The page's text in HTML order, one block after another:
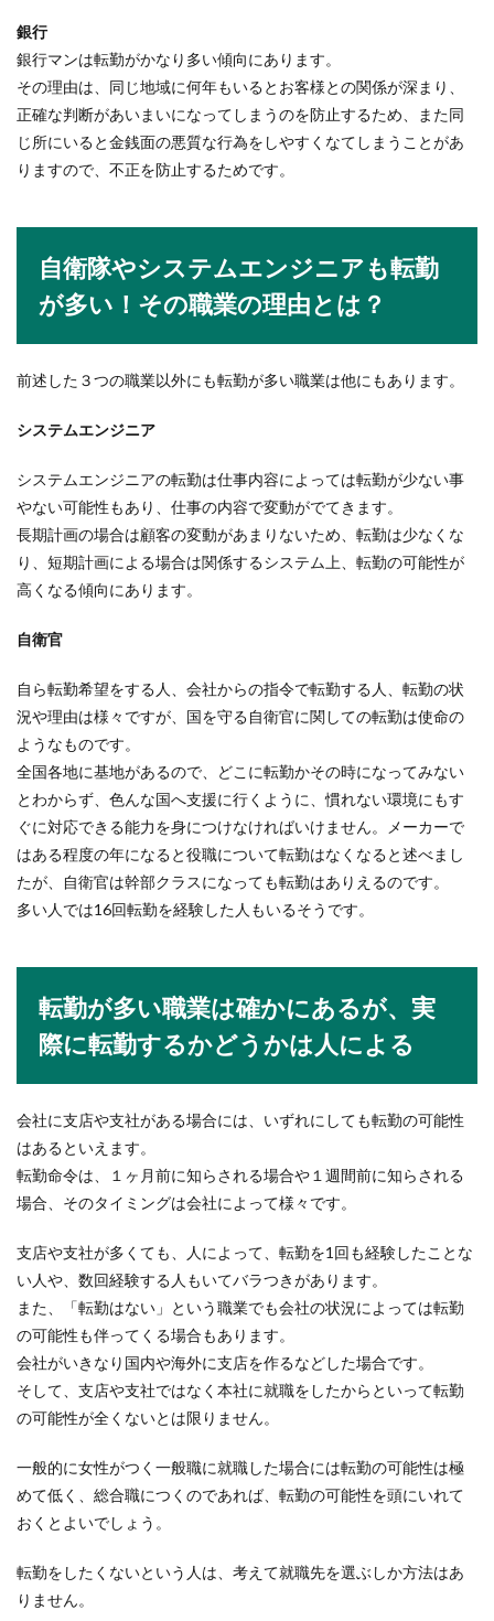
ーに乗ってあんぱんを食べながら張り込みしてい
電話で相手の声が聞こえない！そんな
電話を切った方が良いという場合があります。そ
の際は、どの...
就活で見た目が大事といわれること！
色々なことが気になりますよね。大事な就活や面
スーパーで食品を扱うバイトのメリッ
く、通いやすいという点でも人気です。年代もさ
まざまな人...
バスケの練習方法を教えます！基本の
パスのコツや注意するコト
バスケがうまくなりたい！ドリブルやシュートも
したいけれど、まずは基本中の基本のパスをうま
くなりましょ...
就活でコネ面接から内定までの対策と
採用してもらうコツとは
就活においてコネがあるという人でも、面接は受
とき...
銀行
銀行マンは転勤がかなり多い傾向にあります。
その理由は、同じ地域に何年もいるとお客様との関係が深まり、
正確な判断があいまいになってしまうのを防止するため、また同
じ所にいると金銭面の悪質な行為をしやすくなてしまうことがあ
りますので、不正を防止するためです。
自衛隊やシステムエンジニアも転勤
が多い！その職業の理由とは？
前述した３つの職業以外にも転勤が多い職業は他にもあります。
システムエンジニア
システムエンジニアの転勤は仕事内容によっては転勤が少ない事
やない可能性もあり、仕事の内容で変動がでてきます。
長期計画の場合は顧客の変動があまりないため、転勤は少なくな
り、短期計画による場合は関係するシステム上、転勤の可能性が
高くなる傾向にあります。
自衛官
自ら転勤希望をする人、会社からの指令で転勤する人、転勤の状
況や理由は様々ですが、国を守る自衛官に関しての転勤は使命の
ようなものです。
全国各地に基地があるので、どこに転勤かその時になってみない
とわからず、色んな国へ支援に行くように、慣れない環境にもす
ぐに対応できる能力を身につけなければいけません。メーカーで
はある程度の年になると役職について転勤はなくなると述べまし
たが、自衛官は幹部クラスになっても転勤はありえるのです。
多い人では16回転勤を経験した人もいるそうです。
転勤が多い職業は確かにあるが、実
際に転勤するかどうかは人による
会社に支店や支社がある場合には、いずれにしても転勤の可能性
はあるといえます。
転勤命令は、１ヶ月前に知らされる場合や１週間前に知らされる
場合、そのタイミングは会社によって様々です。
支店や支社が多くても、人によって、転勤を1回も経験したことな
い人や、数回経験する人もいてバラつきがあります。
また、「転勤はない」という職業でも会社の状況によっては転勤
の可能性も伴ってくる場合もあります。
会社がいきなり国内や海外に支店を作るなどした場合です。
そして、支店や支社ではなく本社に就職をしたからといって転勤
の可能性が全くないとは限りません。
一般的に女性がつく一般職に就職した場合には転勤の可能性は極
めて低く、総合職につくのであれば、転勤の可能性を頭にいれて
おくとよいでしょう。
転勤をしたくないという人は、考えて就職先を選ぶしか方法はあ
りません。